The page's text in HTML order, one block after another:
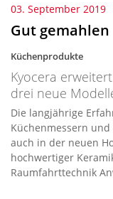
03. September 2019
Gut
Küchenprodukte
Kyocera
drei neue
Die langjährige
Küchenmessern und
auch in der neuen
hochwertiger
Raumfahrttechnik